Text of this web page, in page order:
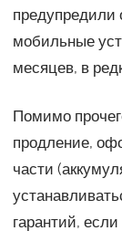
предупредили
мобильные
месяцев, в
Помимо
продление,
части
гарантий,